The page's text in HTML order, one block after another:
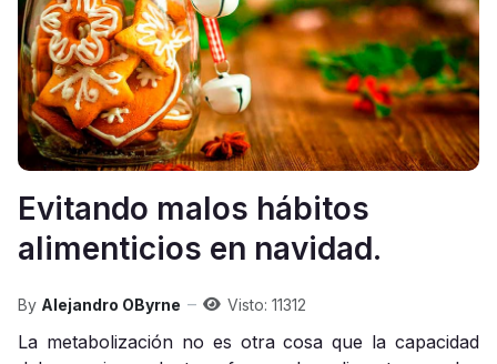
Evitando malos hábitos
alimenticios en navidad.
By Alejandro OByrne Visto: 11312
La metabolización no es otra cosa que la capacidad